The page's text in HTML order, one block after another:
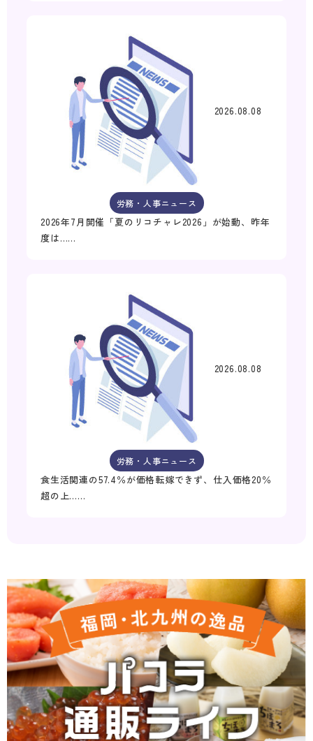
2026.08.08
労務・人事ニュース
2026年7月開催「夏のリコチャレ2026」が始動、昨年
度は……
2026.08.08
労務・人事ニュース
食生活関連の57.4％が価格転嫁できず、仕入価格20％
超の上……